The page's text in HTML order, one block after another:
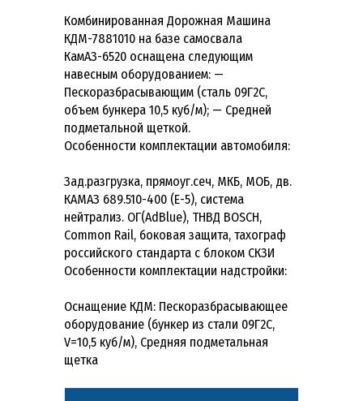
Комбинированная Дорожная Машина
КДМ-7881010 на базе самосвала
КамАЗ-6520 оснащена следующим
навесным оборудованием: —
Пескоразбрасывающим (сталь 09Г2С,
объем бункера 10,5 куб/м); — Средней
подметальной щеткой.
Особенности комплектации автомобиля:
Зад.разгрузка, прямоуг.сеч, МКБ, МОБ, дв.
КАМАЗ 689.510-400 (Е-5), система
нейтрализ. ОГ(AdBlue), ТНВД BOSCH,
Common Rail, боковая защита, тахограф
российского стандарта с блоком СКЗИ
Особенности комплектации надстройки:
Оснащение КДМ: Пескоразбрасывающее
оборудование (бункер из стали 09Г2С,
V=10,5 куб/м), Средняя подметальная
щетка